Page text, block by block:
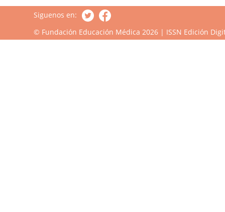
Siguenos en:
© Fundación Educación Médica 2026 | ISSN Edición